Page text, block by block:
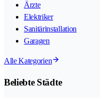
Ärzte
Elektriker
Sanitärinstallation
Garagen
Alle Kategorien
Beliebte Städte